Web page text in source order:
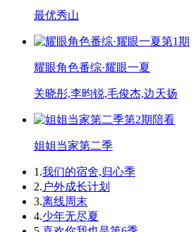
最优秀山
第1期
耀眼角色番综·耀眼一夏
关晓彤,李昀锐,毛俊杰,边天扬
第2期陪看
姐姐当家第二季
1.我们的宿舍,归心季
2. 户外成长计划
3.离线周末
4.少年无尽夏